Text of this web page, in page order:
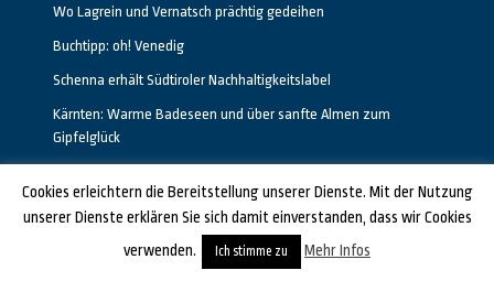
Wo Lagrein und Vernatsch prächtig gedeihen
Buchtipp: oh! Venedig
Schenna erhält Südtiroler Nachhaltigkeitslabel
Kärnten: Warme Badeseen und über sanfte Almen zum
Gipfelglück
GESTALTET UND PROGRAMMIERT VON ALBERTO & FRANZ BEI LUCID.BERLIN
Cookies erleichtern die Bereitstellung unserer Dienste. Mit der Nutzung
unserer Dienste erklären Sie sich damit einverstanden, dass wir Cookies
verwenden.
Ich stimme zu Mehr Infos